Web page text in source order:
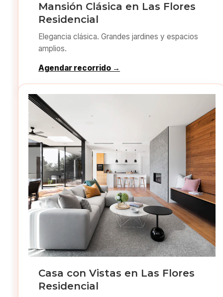
Mansión Clásica en Las Flores
Residencial
Elegancia clásica. Grandes jardines y espacios
amplios.
Agendar recorrido →
Casa con Vistas en Las Flores
Residencial